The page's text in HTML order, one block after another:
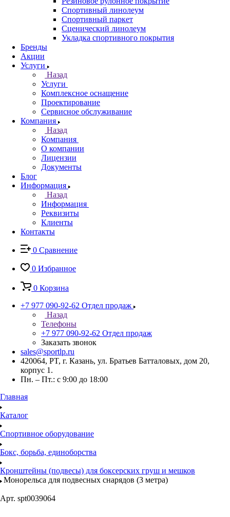
Спортивный линолеум
Спортивный паркет
Сценический линолеум
Укладка спортивного покрытия
Бренды
Акции
Услуги
Назад
Услуги
Комплексное оснащение
Проектирование
Сервисное обслуживание
Компания
Назад
Компания
О компании
Лицензии
Документы
Блог
Информация
Назад
Информация
Реквизиты
Клиенты
Контакты
0 Сравнение
0 Избранное
0 Корзина
+7 977 090-92-62 Отдел продаж
Назад
Телефоны
+7 977 090-92-62 Отдел продаж
Заказать звонок
sales@sportlp.ru
420064, PT, г. Казань, ул. Братьев Батталовых, дом 20,
корпус 1.
Пн. – Пт.: с 9:00 до 18:00
Главная
Каталог
Спортивное оборудование
Бокс, борьба, единоборства
Кронштейны (подвесы) для боксерских груш и мешков
Монорельса для подвесных снарядов (3 метра)
Арт. spt0039064